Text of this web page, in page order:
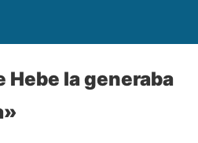
Hebe la generaba